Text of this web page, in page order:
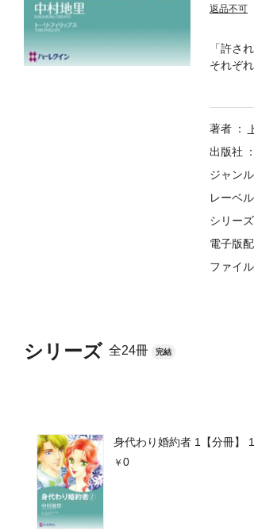
返品不可
シリーズ 全24冊 完結
身代わり婚約者 1【分冊】
0
「許さ
それぞ
二人は
著者
出版社
ジャンル
レーベル
シリーズ
電子版
ファイ